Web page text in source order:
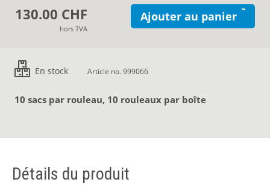
130.00 CHF
hors TVA
Ajouter au panier
En stock Article no. 999066
10 sacs par rouleau, 10 rouleaux par boîte
Détails du produit